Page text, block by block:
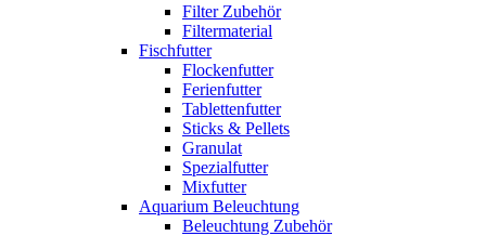
Filter Zubehör
Filtermaterial
Fischfutter
Flockenfutter
Ferienfutter
Tablettenfutter
Sticks & Pellets
Granulat
Spezialfutter
Mixfutter
Aquarium Beleuchtung
Beleuchtung Zubehör